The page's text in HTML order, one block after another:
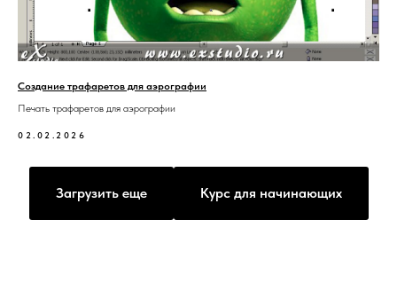
Создание трафаретов для аэрографии
Печать трафаретов для аэрографии
02.02.2026
Загрузить еще Курс для начинающих